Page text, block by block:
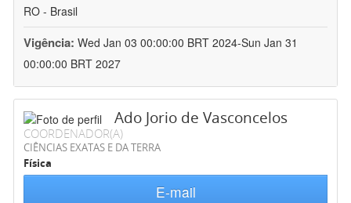
RO - Brasil
Vigência: Wed Jan 03 00:00:00 BRT 2024-Sun Jan 31
00:00:00 BRT 2027
Ado Jorio de Vasconcelos
COORDENADOR(A)
CIÊNCIAS EXATAS E DA TERRA
Física
E-mail